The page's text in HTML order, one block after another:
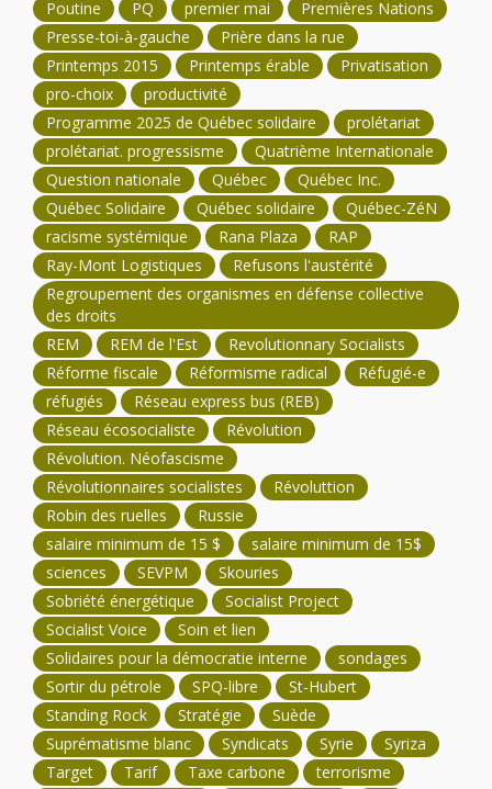
Poutine
PQ premier mai
Premières Nations
Presse-toi-à-gauche
Prière dans la rue
Printemps 2015
Printemps érable
Privatisation
pro-choix
productivité
Programme 2025 de Québec solidaire
prolétariat
prolétariat. progressisme
Quatrième Internationale
Question nationale
Québec
Québec Inc.
Québec Solidaire
Québec solidaire
Québec-ZéN
racisme systémique
Rana Plaza
RAP
Ray-Mont Logistiques
Refusons l'austérité
Regroupement des organismes en défense collective
des droits
REM
REM de l'Est
Revolutionnary Socialists
Réforme fiscale
Réformisme radical
Réfugié-e
réfugiés
Réseau express bus (REB)
Réseau écosocialiste
Révolution
Révolution. Néofascisme
Révolutionnaires socialistes
Révoluttion
Robin des ruelles
Russie
salaire minimum de 15 $
salaire minimum de 15$
sciences
SEVPM
Skouries
Sobriété énergétique
Socialist Project
Socialist Voice
Soin et lien
Solidaires pour la démocratie interne
sondages
Sortir du pétrole
SPQ-libre
St-Hubert
Standing Rock
Stratégie
Suède
Suprématisme blanc
Syndicats Syrie
Syriza
Target
Tarif Taxe carbone
terrorisme